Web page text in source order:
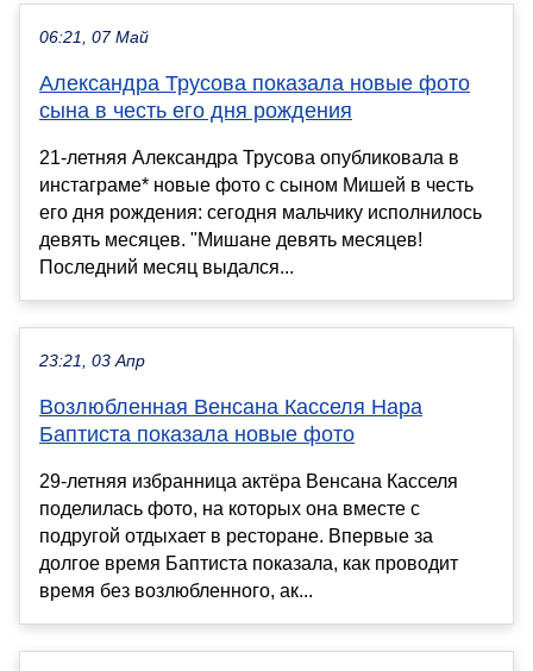
06:21, 07 Май
Александра Трусова показала новые фото
сына в честь его дня рождения
21-летняя Александра Трусова опубликовала в
инстаграме* новые фото с сыном Мишей в честь
его дня рождения: сегодня мальчику исполнилось
девять месяцев. "Мишане девять месяцев!
Последний месяц выдался...
23:21, 03 Апр
Возлюбленная Венсана Касселя Нара
Баптиста показала новые фото
29-летняя избранница актёра Венсана Касселя
поделилась фото, на которых она вместе с
подругой отдыхает в ресторане. Впервые за
долгое время Баптиста показала, как проводит
время без возлюбленного, ак...